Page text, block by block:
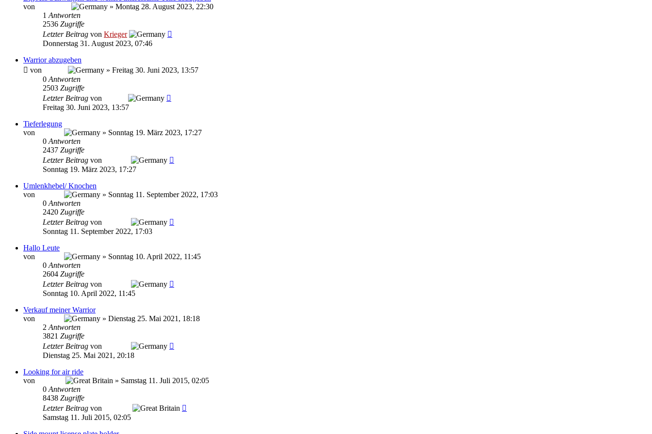
von
» Montag 28. August 2023, 22:30
1 Antworten
2536 Zugriffe
Letzter Beitrag von Krieger
Donnerstag 31. August 2023, 07:46
Warrior abzugeben
von
» Freitag 30. Juni 2023, 13:57
0 Antworten
2503 Zugriffe
Letzter Beitrag von
Freitag 30. Juni 2023, 13:57
Tieferlegung
von
» Sonntag 19. März 2023, 17:27
0 Antworten
2437 Zugriffe
Letzter Beitrag von
Sonntag 19. März 2023, 17:27
Umlenkhebel/ Knochen
von
» Sonntag 11. September 2022, 17:03
0 Antworten
2420 Zugriffe
Letzter Beitrag von
Sonntag 11. September 2022, 17:03
Hallo Leute
von
» Sonntag 10. April 2022, 11:45
0 Antworten
2604 Zugriffe
Letzter Beitrag von
Sonntag 10. April 2022, 11:45
Verkauf meiner Warrior
von
» Dienstag 25. Mai 2021, 18:18
2 Antworten
3821 Zugriffe
Letzter Beitrag von
Dienstag 25. Mai 2021, 20:18
Looking for air ride
von
» Samstag 11. Juli 2015, 02:05
0 Antworten
8438 Zugriffe
Letzter Beitrag von
Samstag 11. Juli 2015, 02:05